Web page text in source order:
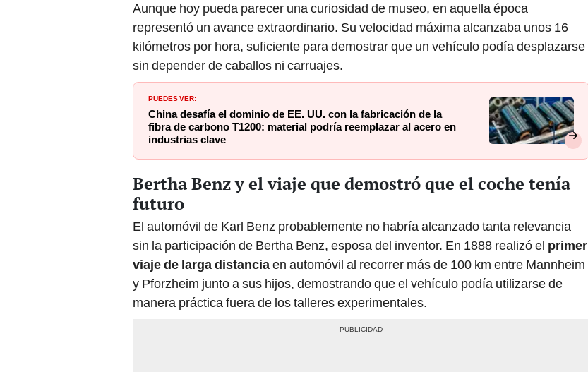
Aunque hoy pueda parecer una curiosidad de museo, en aquella época
representó un avance extraordinario. Su velocidad máxima alcanzaba unos 16
kilómetros por hora, suficiente para demostrar que un vehículo podía desplazarse
sin depender de caballos ni carruajes.
PUEDES VER:
China desafía el dominio de EE. UU. con la fabricación de la
fibra de carbono T1200: material podría reemplazar al acero en
industrias clave
Bertha Benz y el viaje que demostró que el coche tenía
futuro
El automóvil de Karl Benz probablemente no habría alcanzado tanta relevancia
sin la participación de Bertha Benz, esposa del inventor. En 1888 realizó el primer
viaje de larga distanciaen automóvil al recorrer más de 100 km entre Mannheim
y Pforzheim junto a sus hijos, demostrando que el vehículo podía utilizarse de
manera práctica fuera de los talleres experimentales.